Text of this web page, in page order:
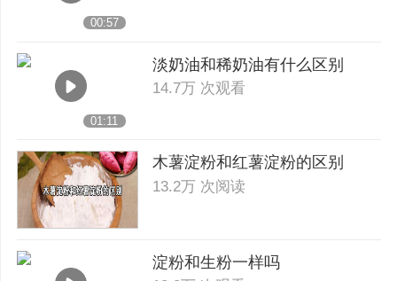
00:57
01:11
淡奶油和稀奶油有什么区别
14.7万 次观看
木薯淀粉和红薯淀粉的区别
13.2万 次阅读
淀粉和生粉一样吗